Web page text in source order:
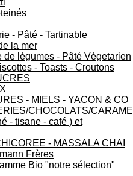
- Pâté - Tartinable
la mer
de légumes - Pâté Végetarien
- Toasts - Croutons
- MIELS - YACON & CO
CHOCOLATS/
- tisane - café ) et
- MASSALA CHAI
Frères
Bio "notre sélection"